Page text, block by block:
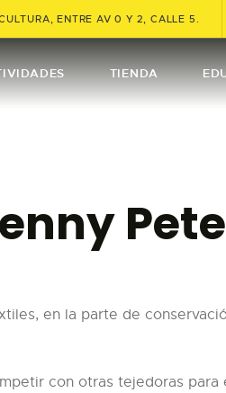
ENTRE AV 0 Y 2, CALLE 5.
TIENDA
en la parte de
con otras tejedoras